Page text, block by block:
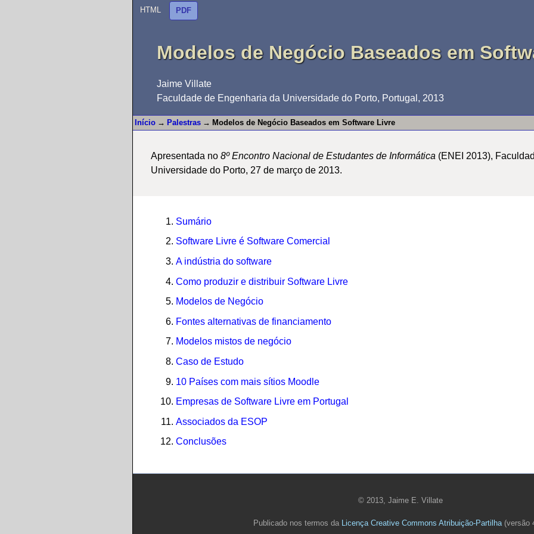
HTML PDF
Modelos de Negócio Baseados em
Jaime Villate
Faculdade de Engenharia da Universidade do Porto, Portugal, 2013
Início → Palestras → Modelos de Negócio Baseados em Software Livre
Apresentada no 8º Encontro Nacional de Estudantes de Informática (ENEI 2013),
Universidade do Porto, 27 de março de 2013.
Sumário
Software Livre é Software Comercial
A indústria do software
Como produzir e distribuir Software Livre
Modelos de Negócio
Fontes alternativas de financiamento
Modelos mistos de negócio
Caso de Estudo
10 Países com mais sítios Moodle
Empresas de Software Livre em Portugal
Associados da ESOP
Conclusões
© 2013, Jaime E. Villate
Publicado nos termos da Licença Creative Commons Atribuição-Partilha (versão